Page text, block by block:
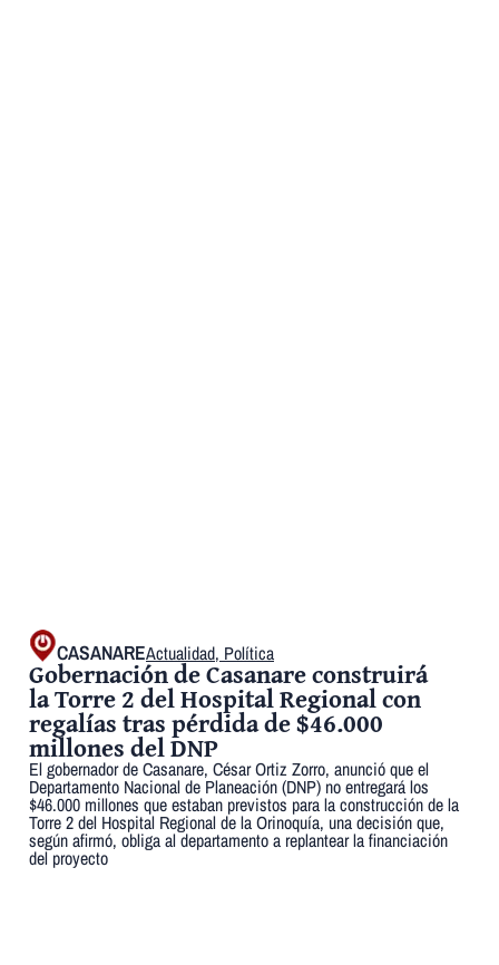
CASANAREActualidad, Política
Gobernación de Casanare construirá
la Torre 2 del Hospital Regional con
regalías tras pérdida de $46.000
millones del DNP
El gobernador de Casanare, César Ortiz Zorro, anunció que el
Departamento Nacional de Planeación (DNP) no entregará los
$46.000 millones que estaban previstos para la construcción de la
Torre 2 del Hospital Regional de la Orinoquía, una decisión que,
según afirmó, obliga al departamento a replantear la financiación
del proyecto